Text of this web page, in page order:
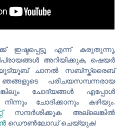
ഇഷ്ടപ്പെട്ടൂ എന്ന് കരുതുന്നു,
അറിയിക്കുക, ഷെയർ
ചാനൽ സബ്സ്ക്രൈബ്
പരിചയസമ്പന്നരായ
ചോദ്യങ്ങൾ എപ്പോൾ
ചോദിക്കാനും കഴിയും.
സന്ദർശിക്കുക അല്ലെങ്കിൽ
ഡൌൺലോഡ് ചെയ്യുക!